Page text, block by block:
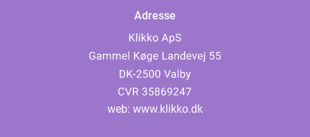
Adresse
web: www.klikko.dk